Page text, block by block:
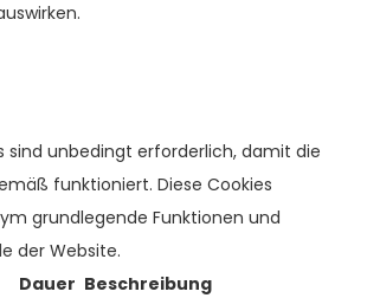
sind unbedingt erforderlich, damit die
funktioniert. Diese Cookies
grundlegende Funktionen und
der Website.
Dauer Beschreibung